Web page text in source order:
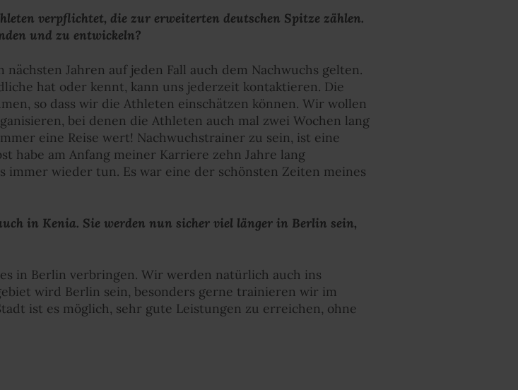
verpflichtet, die zur erweiterten deutschen Spitze zählen.
und zu entwickeln?
Jahren auf jeden Fall auch dem Nachwuchs gelten.
hat oder kennt, kann uns jederzeit kontaktieren. Die
so dass wir die Athleten einschätzen können. Wir wollen
bei denen die Athleten auch mal zwei Wochen lang
eine Reise wert! Nachwuchstrainer zu sein, ist eine
habe am Anfang meiner Karriere zehn Jahre lang
wieder tun. Es war eine der schönsten Zeiten meines
in Kenia. Sie werden nun sicher viel länger in Berlin sein,
in Berlin verbringen. Wir werden natürlich auch ins
wird Berlin sein, besonders gerne trainieren wir im
ist es möglich, sehr gute Leistungen zu erreichen, ohne